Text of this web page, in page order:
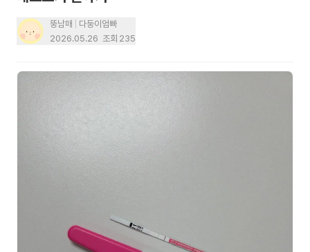
뚱남매
다둥이엄빠
2026.05.26 조회 235